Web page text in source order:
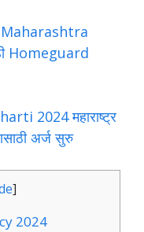
Homeguard
2024 महाराष्ट्र
अर्ज सुरु
]
2024